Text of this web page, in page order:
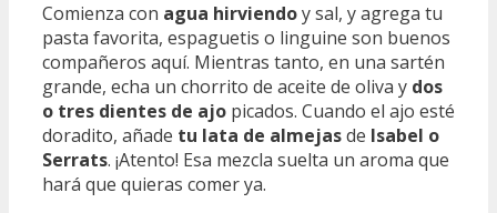
Comienza con agua hirviendoy sal, y agrega tu
pasta favorita, espaguetis o linguine son buenos
compañeros aquí. Mientras tanto, en una sartén
grande, echa un chorrito de aceite de oliva y dos
o tres dientes de ajo picados. Cuando el ajo esté
doradito, añade tu lata de almejasde Isabel o
Serrats. ¡Atento! Esa mezcla suelta un aroma que
hará que quieras comer ya.